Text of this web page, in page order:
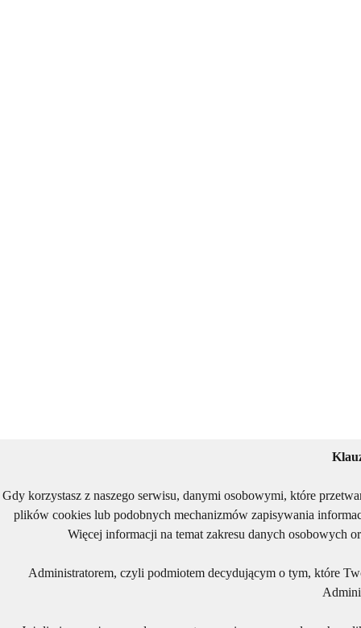
Gdy korzystasz z naszego serwisu, danymi osobowymi, które
plików cookies lub podobnych mechanizmów zapisywania
Więcej informacji na temat zakresu danych osobowych
Administratorem, czyli podmiotem decydującym o tym, które